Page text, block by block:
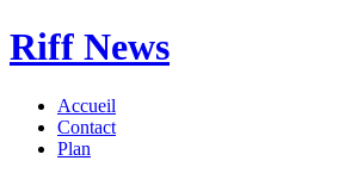
Riff News
Accueil
Contact
Plan